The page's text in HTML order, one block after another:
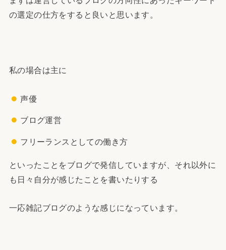
の選定の仕方をすると良いと思います。
私の場合は主に
声優
ブログ運営
フリーランスとしての働き方
といったことをブログで発信していますが、それ以外に
も日々自分が感じたことを書いたりする
一応雑記ブログのような感じになっています。